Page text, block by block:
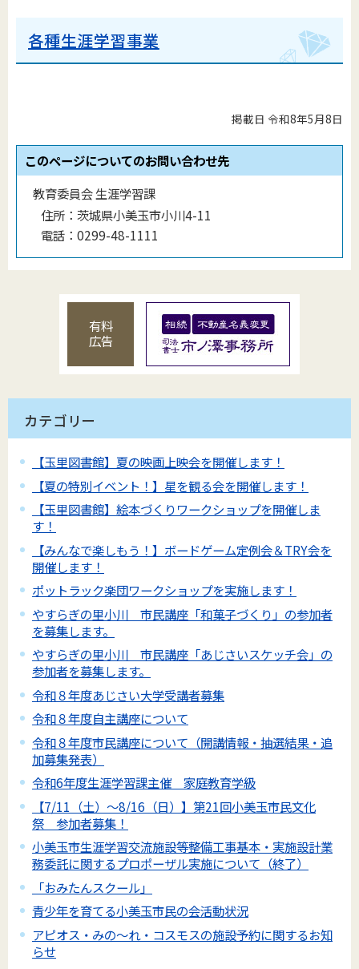
各種生涯学習事業
掲載日 令和8年5月8日
このページについてのお問い合わせ先
教育委員会 生涯学習課
住所： 茨城県小美玉市小川4-11
電話： 0299-48-1111
有料
広告
カテゴリー
【玉里図書館】夏の映画上映会を開催します！
【夏の特別イベント！】星を観る会を開催します！
【玉里図書館】絵本づくりワークショップを開催しま
す！
【みんなで楽しもう！】ボードゲーム定例会＆TRY会を
開催します！
ポットラック楽団ワークショップを実施します！
やすらぎの里小川 市民講座「和菓子づくり」の参加者
を募集します。
やすらぎの里小川 市民講座「あじさいスケッチ会」の
参加者を募集します。
令和８年度あじさい大学受講者募集
令和８年度自主講座について
令和８年度市民講座について（開講情報・抽選結果・追
加募集発表）
令和6年度生涯学習課主催 家庭教育学級
【7/11（土）～8/16（日）】第21回小美玉市民文化
祭 参加者募集！
小美玉市生涯学習交流施設等整備工事基本・実施設計業
務委託に関するプロポーザル実施について（終了）
「おみたんスクール」
青少年を育てる小美玉市民の会活動状況
アピオス・みの～れ・コスモスの施設予約に関するお知
らせ